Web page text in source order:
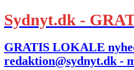
Sydnyt.dk -
GRATIS LOKALE
redaktion@sydnyt.dk -